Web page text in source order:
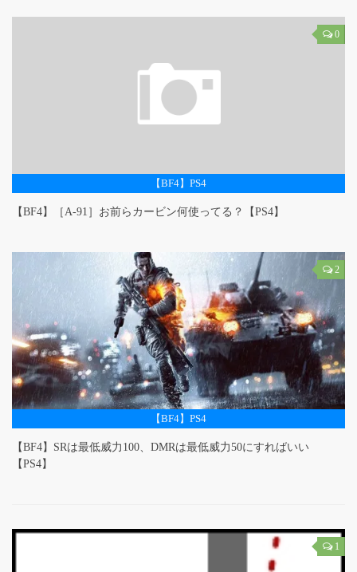
0
【BF4】PS4
【BF4】［A-91］お前らカービン何使ってる？【PS4】
2
【BF4】PS4
【BF4】SRは最低威力100、DMRは最低威力50にすればいい
【PS4】
1